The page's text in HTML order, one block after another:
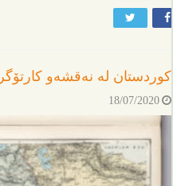
کوردستان لە نەقشەو
18/07/2020